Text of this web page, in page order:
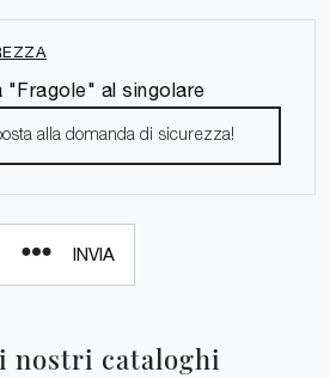
nostri cataloghi
"Fragole" al singolare
INVIA